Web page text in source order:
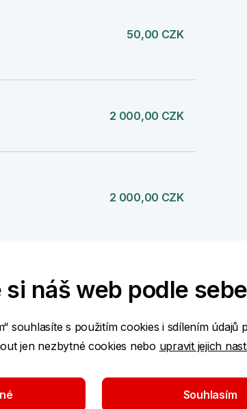
50,00 CZK
2 000,00 CZK
2 000,00 CZK
4 000,00 CZK
1 000,00 CZK
si náš web podle sebe
souhlasíte s použitím cookies i sdílením údajů
jen nezbytné cookies nebo upravit jejich
Souhlasím